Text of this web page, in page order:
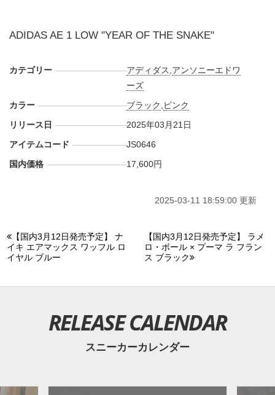
ADIDAS AE 1 LOW "YEAR OF THE SNAKE"
カテゴリー アディダス アンソニーエドワ
ーズ
カラー
ブラック ピンク
リリース日
2025年03月21日
アイテムコード
JS0646
国内価格
17,600円
2025-03-11 18:59:00 更新
【国内3月12日発売予定】 ナ
イキ エアマックス ワッフル ロ
イヤル ブルー
【国内3月12日発売予定】 ラメ
ロ・ボール × プーマ ラ フラン
ス ブラック
RELEASE CALENDAR
スニーカーカレンダー